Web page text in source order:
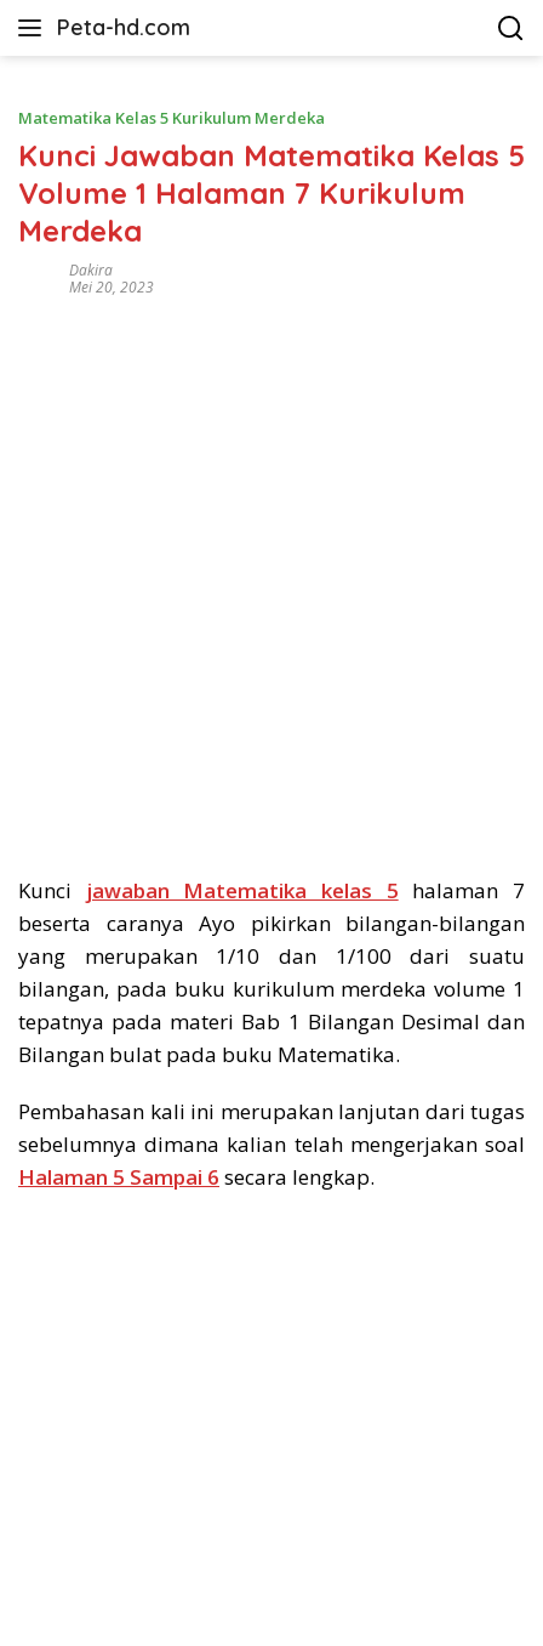
Peta-hd.com
Kumpulan
HD
Matematika Kelas 5 Kurikulum Merdeka
Kunci Jawaban Matematika Kelas 5
Volume 1 Halaman 7 Kurikulum
Merdeka
Dakira
Mei 20, 2023
Kunci jawaban Matematika kelas 5 halaman 7
beserta caranya Ayo pikirkan bilangan-bilangan
yang merupakan 1/10 dan 1/100 dari suatu
bilangan, pada buku kurikulum merdeka volume 1
tepatnya pada materi Bab 1 Bilangan Desimal dan
Bilangan bulat pada buku Matematika.
Pembahasan kali ini merupakan lanjutan dari tugas
sebelumnya dimana kalian telah mengerjakan soal
Halaman 5 Sampai 6 secara lengkap.